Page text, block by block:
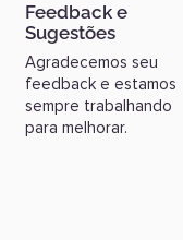
Feedback e
Sugestões
Agradecemos seu
feedback e estamos
sempre trabalhando
para melhorar.